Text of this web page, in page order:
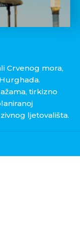
Crvenog mora,
tirkizno
ljetovališta.